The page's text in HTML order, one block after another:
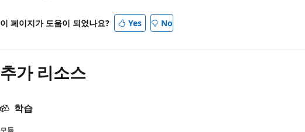
이 페이지가 도움이 되었나요? Yes No
추가 리소스
학습
모듈